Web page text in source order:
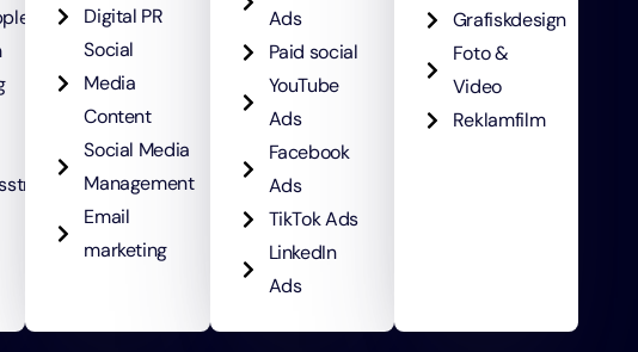
Digital PR
Social
Media
Content
Social Media
Management
Email
marketing
Ads
Paid social
YouTube
Ads
Facebook
Ads
TikTok Ads
LinkedIn
Ads
Grafiskdesign
Foto &
Video
Reklamfilm